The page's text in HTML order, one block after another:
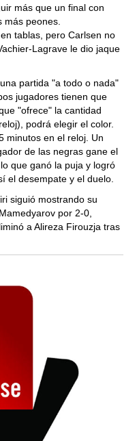
más que un final con
peones.
tablas, pero Carlsen no
Lagrave le dio jaque
partida "a todo o nada"
jugadores tienen que
"ofrece" la cantidad
podrá elegir el color.
minutos en el reloj. Un
de las negras gane el
que ganó la puja y logró
el desempate y el duelo.
siguió mostrando su
por 2-0,
a Alireza Firouzja tras